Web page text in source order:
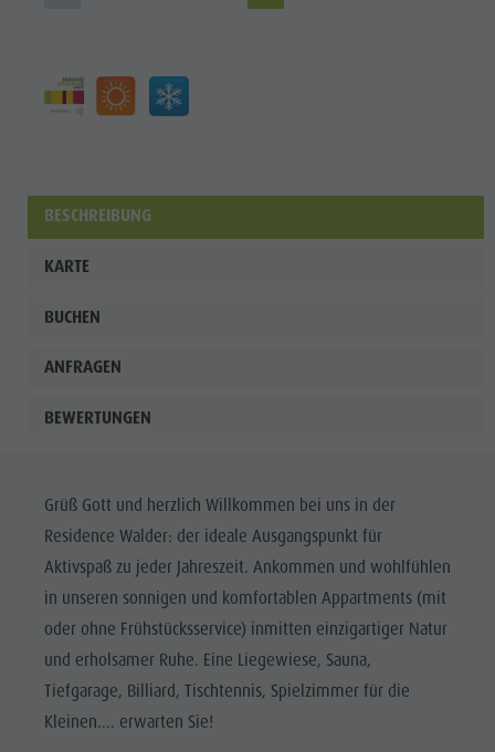
BESCHREIBUNG
KARTE
BUCHEN
ANFRAGEN
BEWERTUNGEN
Grüß Gott und herzlich Willkommen bei uns in der
Residence Walder: der ideale Ausgangspunkt für
Aktivspaß zu jeder Jahreszeit. Ankommen und wohlfühlen
in unseren sonnigen und komfortablen Appartments (mit
oder ohne Frühstücksservice) inmitten einzigartiger Natur
und erholsamer Ruhe. Eine Liegewiese, Sauna,
Tiefgarage, Billiard, Tischtennis, Spielzimmer für die
Kleinen.... erwarten Sie!